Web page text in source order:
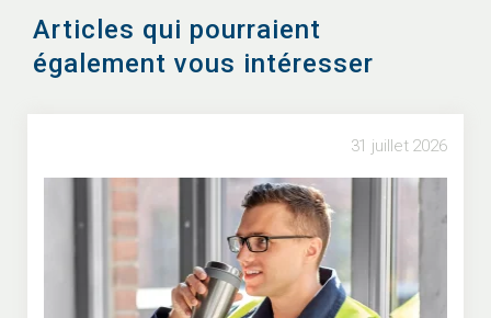
Articles qui pourraient
également vous intéresser
31 juillet 2026